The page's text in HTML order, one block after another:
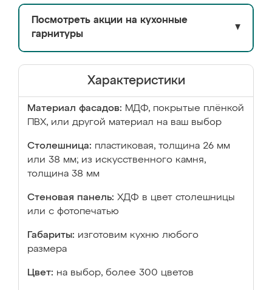
Посмотреть акции на кухонные
гарнитуры
▼
Характеристики
Материал фасадов: МДФ, покрытые плёнкой
ПВХ, или другой материал на ваш выбор
Столешница: пластиковая, толщина 26 мм
или 38 мм; из искусственного камня,
толщина 38 мм
Стеновая панель: ХДФ в цвет столешницы
или с фотопечатью
Габариты: изготовим кухню любого
размера
Цвет: на выбор, более 300 цветов